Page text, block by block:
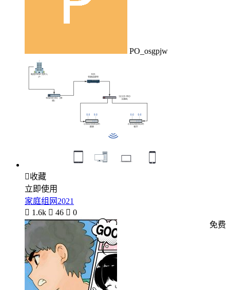
PO_osgpjw
收藏
立即使用
家庭组网2021
 1.6k  46  0
免费